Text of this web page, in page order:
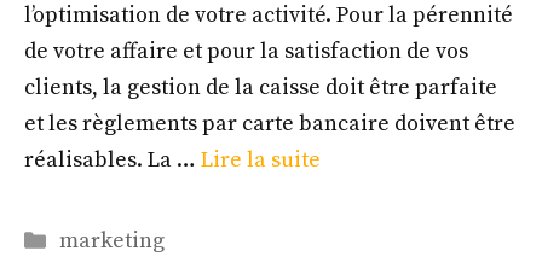
l’optimisation de votre activité. Pour la pérennité
de votre affaire et pour la satisfaction de vos
clients, la gestion de la caisse doit être parfaite
et les règlements par carte bancaire doivent être
réalisables. La … Lire la suite
Catégories
marketing